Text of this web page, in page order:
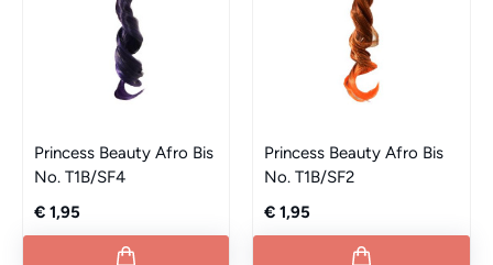
Princess Beauty Afro Bis
No. T1B/SF4
€ 1,95
Princess Beauty Afro Bis
No. T1B/SF2
€ 1,95